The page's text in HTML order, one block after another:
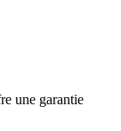
une garantie